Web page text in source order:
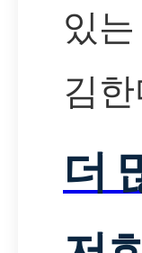
있
김
더